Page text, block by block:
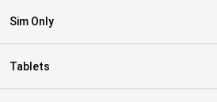
Sim Only
Tablets